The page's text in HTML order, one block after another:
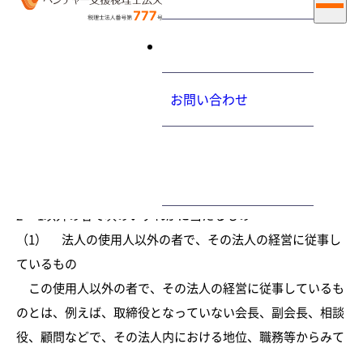
お問い合わせ
最新情報 大内力の経営コラム
2 1以外の者で次のいずれかに当たるもの
（1） 法人の使用人以外の者で、その法人の経営に従事し
ているもの
この使用人以外の者で、その法人の経営に従事しているも
のとは、例えば、取締役となっていない会長、副会長、相談
役、顧問などで、その法人内における地位、職務等からみて